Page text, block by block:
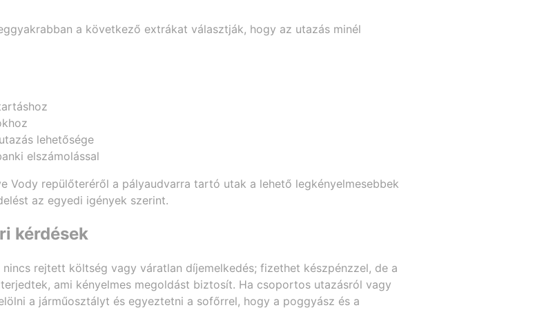
a következő extrákat választják, hogy az utazás minél
lehetősége
elszámolással
Vody repülőteréről a pályaudvarra tartó utak a lehető legkényelmesebbek
az egyedi igények szerint.
kérdések
rejtett költség vagy váratlan díjemelkedés; fizethet készpénzzel, de a
ami kényelmes megoldást biztosít. Ha csoportos utazásról vagy
a járműosztályt és egyeztetni a sofőrrel, hogy a poggyász és a